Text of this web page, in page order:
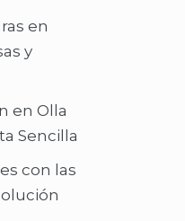
en
y
en Olla
Sencilla
con las